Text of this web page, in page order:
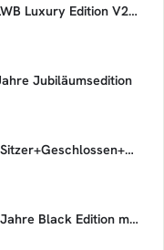
Odes Pathcross 650 SE LWB Luxury Edition V2 4x4 EPS
Jubiläumsedition
Odes Workcross 1000 6 Sitzer+Geschlossen+Klima+ABS+AT
Odes Workcross 800 30 Jahre Black Edition mit ABS